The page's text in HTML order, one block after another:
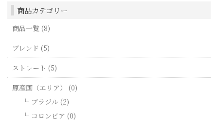
商品カテゴリー
商品一覧 (8)
ブレンド (5)
ストレート (5)
原産国（エリア） (0)
ブラジル (2)
コロンビア (0)